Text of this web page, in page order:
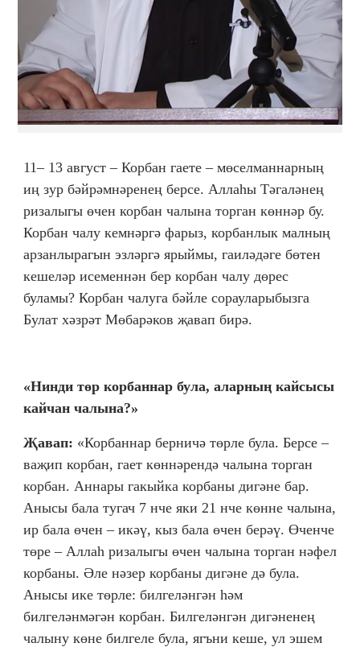
11– 13 август – Корбан гаете – мөселманнарның
иң зур бәйрәмнәренең берсе. Аллаһы Тәгаләнең
ризалыгы өчен корбан чалына торган көннәр бу.
Корбан чалу кемнәргә фарыз, корбанлык малның
арзанлырагын эзләргә ярыймы, гаиләдәге бөтен
кешеләр исеменнән бер корбан чалу дөрес
буламы? Корбан чалуга бәйле сорауларыбызга
Булат хәзрәт Мөбарәков җавап бирә.
«Нинди төр корбаннар була, аларның кайсысы
кайчан чалына?»
Җавап: «Корбаннар берничә төрле була. Берсе –
ваҗип корбан, гает көннәрендә чалына торган
корбан. Аннары гакыйка корбаны дигәне бар.
Анысы бала тугач 7 нче яки 21 нче көнне чалына,
ир бала өчен – икәү, кыз бала өчен берәү. Өченче
төре – Аллаһ ризалыгы өчен чалына торган нәфел
корбаны. Әле нәзер корбаны дигәне дә була.
Анысы ике төрле: билгеләнгән һәм
билгеләнмәгән корбан. Билгеләнгән дигәненең
чалыну көне билгеле була, ягъни кеше, ул эшем